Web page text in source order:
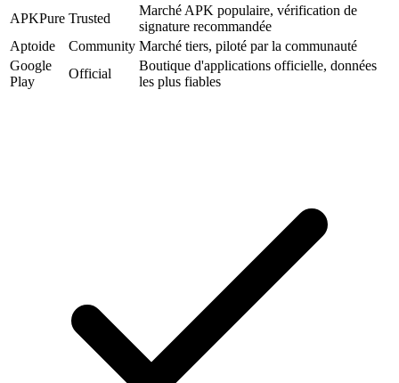
APKPure Trusted
Marché APK populaire, vérification de
signature recommandée
Aptoide
Community Marché tiers, piloté par la communauté
Google
Play
Official
Boutique d'applications officielle, données
les plus fiables